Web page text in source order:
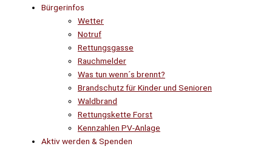
Bürgerinfos
Wetter
Notruf
Rettungsgasse
Rauchmelder
Was tun wenn´s brennt?
Brandschutz für Kinder und Senioren
Waldbrand
Rettungskette Forst
Kennzahlen PV-Anlage
Aktiv werden & Spenden